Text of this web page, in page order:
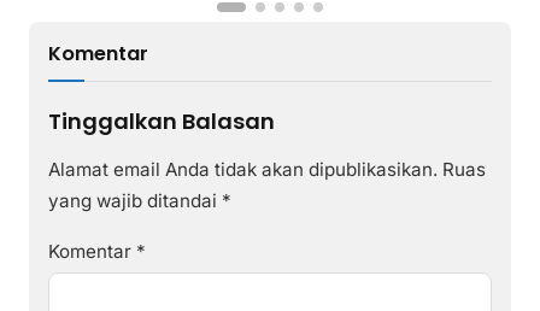
Komentar
Tinggalkan Balasan
Alamat email Anda tidak akan dipublikasikan. Ruas
yang wajib ditandai *
Komentar *